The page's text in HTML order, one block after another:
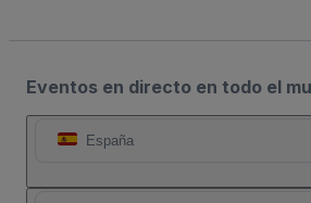
Eventos en directo en todo el
España